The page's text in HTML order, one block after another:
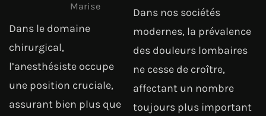
Marise
Dans le domaine
chirurgical,
l’anesthésiste occupe
une position cruciale,
assurant bien plus que
Dans nos sociétés
modernes, la prévalence
des douleurs lombaires
ne cesse de croître,
affectant un nombre
toujours plus important